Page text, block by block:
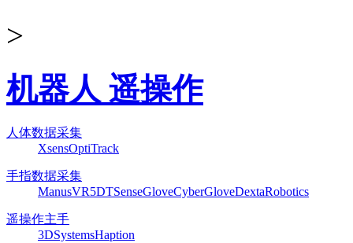
>
机器人 遥操作
人体数据采集
XsensOptiTrack
手指数据采集
ManusVR5DTSenseGloveCyberGloveDextaRobotics
遥操作主手
3DSystemsHaption